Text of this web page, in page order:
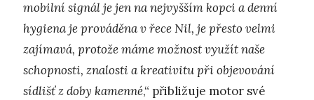
mobilní signál je jen na nejvyšším kopci a denní
hygiena je prováděna v řece Nil, je přesto velmi
zajímavá, protože máme možnost využít naše
schopnosti, znalosti a kreativitu při objevování
sídlišť z doby kamenné,“ přibližuje motor své